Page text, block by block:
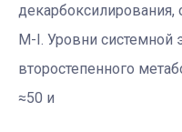
декарбоксилирования,
М-I. Уровни системной
второстепенного
≈50 и